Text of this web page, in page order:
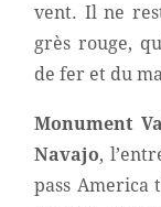
vent. Il ne
grès rouge,
de fer et du
Monument
Navajo,
pass America